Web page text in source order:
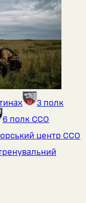
3 полк
6 полк ССО
центр ССО